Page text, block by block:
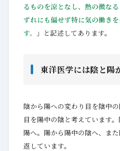
るものを涼となし、熱の微なる
ずれにも偏せず特に気の働き
す。
」と記述してあります。
東洋医学には陰と陽
陰から陽への変わり目を陰中
目を陽中の陰と考えています
陽へ。陽から陽中の陰へ、ま
返しています。